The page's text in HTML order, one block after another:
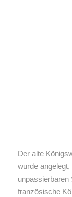
Der alte
wurde
französische